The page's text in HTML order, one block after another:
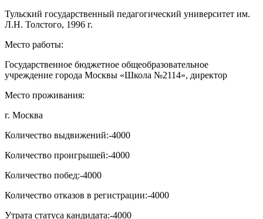
Тульский государственный педагогический университет им.
Л.Н. Толстого, 1996 г.
Место работы:
Государственное бюджетное общеобразовательное
учреждение города Москвы «Школа №2114», директор
Место проживания:
г. Москва
Количество выдвижений:-4000
Количество проигрышей:-4000
Количество побед:-4000
Количество отказов в регистрации:-4000
Утрата статуса кандидата:-4000